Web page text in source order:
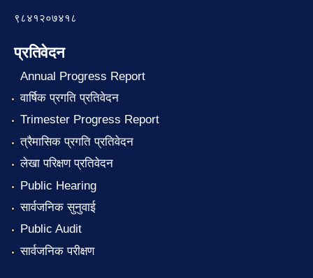
९८४१२०७४१८
प्रतिवेदन
Annual Progress Report
वार्षिक प्रगति प्रतिवेदन
Trimester Progress Report
त्रैमासिक प्रगति प्रतिवेदन
लेखा परिक्षण प्रतिवेदन
Public Hearing
सार्वजनिक सुनुवाई
Public Audit
सार्वजनिक परीक्षण